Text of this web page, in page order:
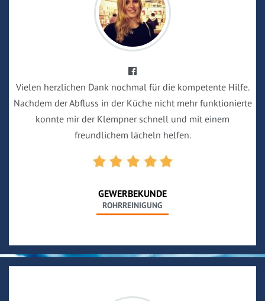
Vielen herzlichen Dank nochmal für die kompetente Hilfe.
Nachdem der Abfluss in der Küche nicht mehr funktionierte
konnte mir der Klempner schnell und mit einem
freundlichem lächeln helfen.
GEWERBEKUNDE
ROHRREINIGUNG